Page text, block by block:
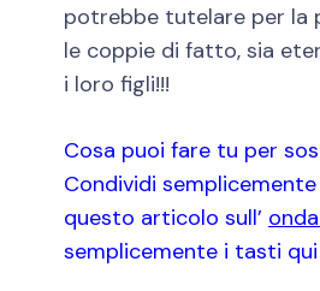
potrebbe tutelare per la
le coppie di fatto, sia
i loro figli!!!
Cosa puoi fare tu per
Condividi
questo articolo sull’
semplicemente i tasti